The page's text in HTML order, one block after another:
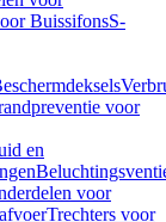
BuissifonsS-
voor
en
voor
Trechters voor